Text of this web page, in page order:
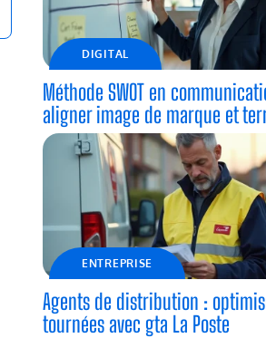
DIGITAL
Méthode SWOT en
aligner image de marque et
ENTREPRISE
Agents de distribution :
tournées avec gta La Poste